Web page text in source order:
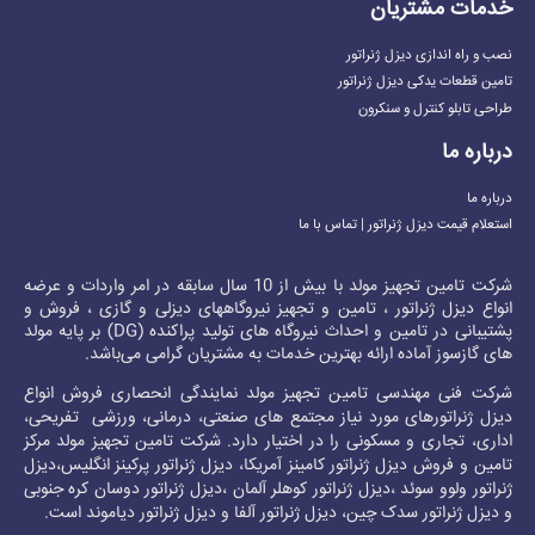
خدمات مشتریان
نصب و راه اندازی دیزل ژنراتور
تامین قطعات یدکی دیزل ژنراتور
طراحی تابلو کنترل و سنکرون
درباره ما
درباره ما
استعلام قیمت دیزل ژنراتور | تماس با ما
شرکت تامین تجهیز مولد با بیش از 10 سال سابقه در امر واردات و عرضه
انواع دیزل ژنراتور ، تامین و تجهیز نیروگاههای دیزلی و گازی ، فروش و
پشتیبانی در تامین و احداث نیروگاه های تولید پراکنده (DG) بر پایه مولد
های گازسوز آماده ارائه بهترین خدمات به مشتریان گرامی می‌باشد.
شرکت فنی مهندسی تامین تجهیز مولد نمایندگی انحصاری فروش انواع
دیزل ژنراتورهای مورد نیاز مجتمع های صنعتی، درمانی، ورزشی تفریحی،
اداری، تجاری و مسکونی را در اختیار دارد. شرکت تامین تجهیز مولد مرکز
تامین و فروش دیزل ژنراتور کامینز آمریکا،دیزل ژنراتور پرکینزانگلیس،دیزل
ژنراتور ولوو سوئد ،دیزل ژنراتور کوهلرآلمان ،دیزل ژنراتور دوسان کره جنوبی
ودیزل ژنراتور سدکچین،دیزل ژنراتور آلفا ودیزل ژنراتور دیاموند است.